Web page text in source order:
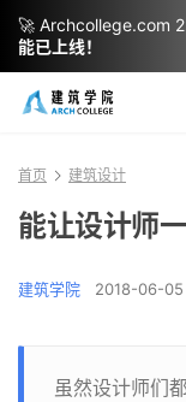
首页 建筑设计
能让设计师
建筑学院 2018-06-
虽然设计师们
🚀 Archcollege.com
能已上线！